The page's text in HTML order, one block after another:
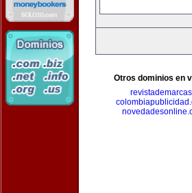
Otros dominios en